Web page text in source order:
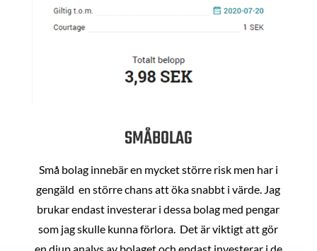
SMÅBOLAG
Små bolag innebär en mycket större risk men har i
gengäld en större chans att öka snabbt i värde. Jag
brukar endast investerar i dessa bolag med pengar
som jag skulle kunna förlora. Det är viktigt att gör